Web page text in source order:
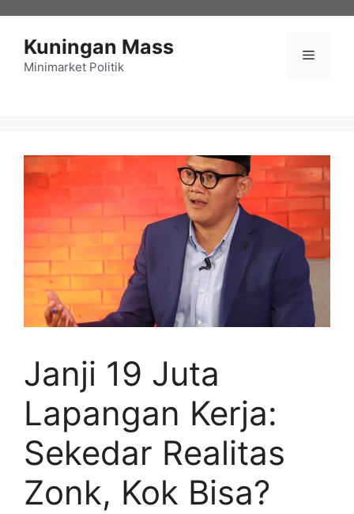
Kuningan Mass
Minimarket Politik
Menu
Janji 19 Juta
Lapangan Kerja:
Sekedar Realitas
Zonk, Kok Bisa?